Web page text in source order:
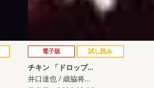
電子版 試し読み
チキン 「ドロップ…
井口達也 / 歳脇将…